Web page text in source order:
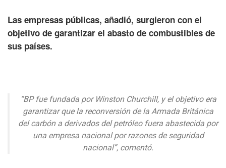
Las empresas públicas, añadió, surgieron con el
objetivo de garantizar el abasto de combustibles de
sus países.
“BP fue fundada por Winston Churchill, y el objetivo era
garantizar que la reconversión de la Armada Británica
del carbón a derivados del petróleo fuera abastecida por
una empresa nacional por razones de seguridad
nacional”, comentó.